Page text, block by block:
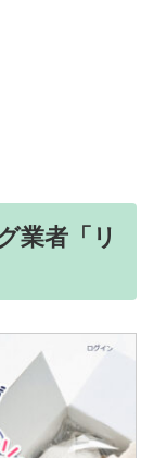
業者「リ